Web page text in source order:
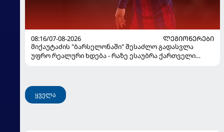
08:16/07-08-2026
ᲚᲔᲒᲘᲝᲜᲔᲠᲔᲑᲘ
მიქაუტაძის "ბარსელონაში" შესაძლო გადასვლა
უფრო რეალური ხდება - რაზე ესაუბრა ქართველი
ყველა